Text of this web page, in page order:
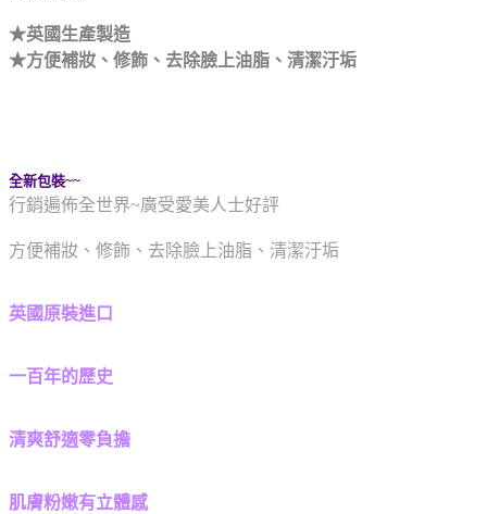
★英國生產製造
★方便補妝、修飾、去除臉上油脂、清潔汙垢
全新包裝~~
行銷遍佈全世界~廣受愛美人士好評
方便補妝、修飾、去除臉上油脂、清潔汙垢
英國原裝進口
一百年的歷史
清爽舒適零負擔
肌膚粉嫩有立體感